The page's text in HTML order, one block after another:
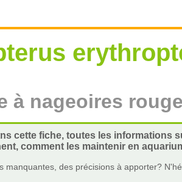
à nageoires
cette fiche, toutes les informations
comment les maintenir en
manquantes, des précisions à apporter?